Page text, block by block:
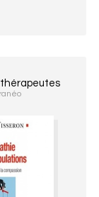
thérapeutes